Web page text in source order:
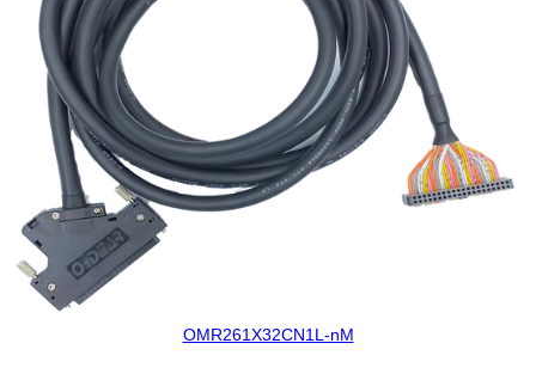
OMR261X32CN1L-nM